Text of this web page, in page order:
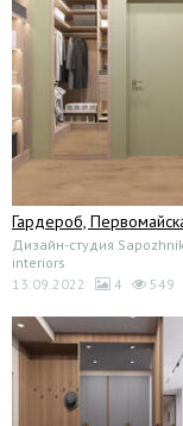
Гардероб,
Дизайн-студия
interiors
13.09.2022
4 549